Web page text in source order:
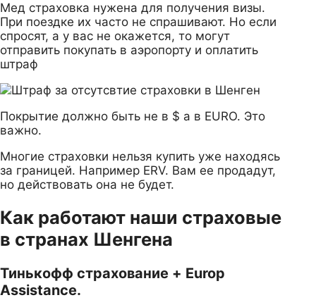
Мед страховка нужена для получения визы.
При поездке их часто не спрашивают. Но если
спросят, а у вас не окажется, то могут
отправить покупать в аэропорту и оплатить
штраф
Покрытие должно быть не в $ а в EURO. Это
важно.
Многие страховки нельзя купить уже находясь
за границей. Например ERV. Вам ее продадут,
но действовать она не будет.
Как работают наши страховые
в странах Шенгена
Тинькофф страхование + Europ
Assistance.